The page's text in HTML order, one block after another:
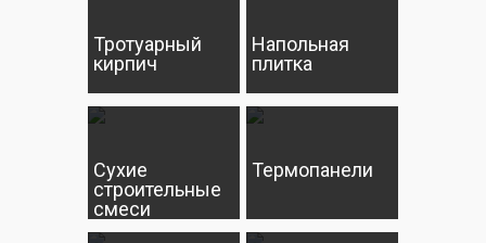
Тротуарный
кирпич
Напольная
плитка
Сухие
строительные
смеси
Термопанели